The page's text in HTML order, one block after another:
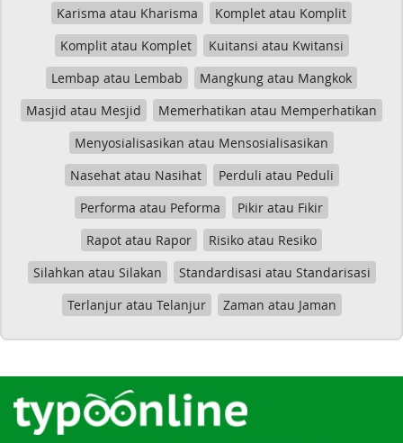
Karisma atau Kharisma
Komplet atau Komplit
Komplit atau Komplet
Kuitansi atau Kwitansi
Lembap atau Lembab
Mangkung atau Mangkok
Masjid atau Mesjid
Memerhatikan atau Memperhatikan
Menyosialisasikan atau Mensosialisasikan
Nasehat atau Nasihat
Perduli atau Peduli
Performa atau Peforma
Pikir atau Fikir
Rapot atau Rapor
Risiko atau Resiko
Silahkan atau Silakan
Standardisasi atau Standarisasi
Terlanjur atau Telanjur
Zaman atau Jaman